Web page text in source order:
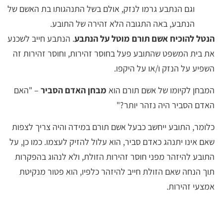
וגם הנתבע גרמו לנזק, אולם בשל התנהגותו בת האשם של
הנתבע, באה התגובה הלא זהירה של התובע.
הנטל להוכיח אשם תורם מוטל על הנתבע. הנתבע חייב לשכנע
את בית המשפט שהתובע פעל בחוסר זהירות, וחוסר זהירות זה
השפיע על הנזק ו/או על היקפו.
המבחן לקיומו של אשם תורם הוא מבחן האדם הסביר – "האם
האדם הסביר היה נזהר יותר?"
כלומר, התובע ייחשב כבעל אשם תורם במידה והיה צריך לצפות
שאם אינו יתנהג כאדם סביר, הוא עלול להזיק לעצמו. כמו כן, על
התובע להיזהר מפני חוסר זהירות הזולת, ולא לנהוג בהפקרות
תוך הנחה שאם הזולת חייב להיזהר כלפיו, הוא פטור מנקיטת
אמצעי זהירות.